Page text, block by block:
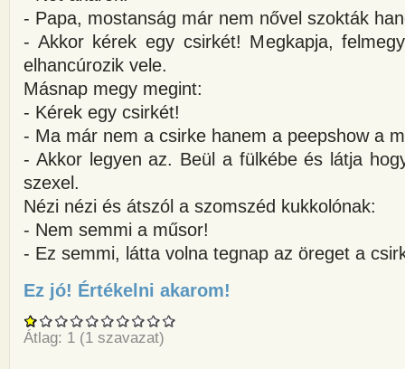
- Papa, mostanság már nem nővel szokták
- Akkor kérek egy csirkét! Megkapja,
elhancúrozik vele.
Másnap megy megint:
- Kérek egy csirkét!
- Ma már nem a csirke hanem a peepshow a
- Akkor legyen az. Beül a fülkébe és látja
szexel.
Nézi nézi és átszól a szomszéd kukkolónak:
- Nem semmi a műsor!
- Ez semmi, látta volna tegnap az öreget a
Ez jó! Értékelni akarom!
Átlag: 1 (1 szavazat)